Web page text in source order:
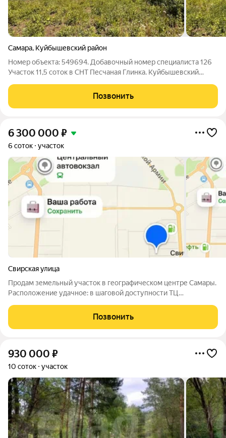
Самара, Куйбышевский район
Номер объекта: 549694. Добавочный номер специалиста 126
Участок 11,5 соток в СНТ Песчаная Глинка. Куйбышевский
минут. Участок ровный, прямоугольной формы, РАЗМЕЖЕВАН.
Категория земель: земли
Позвонить
6 300 000 ₽
6 соток участок
Свирская улица
Продам земельный участок в географическом центре Самары.
Расположение удачное: в шаговой доступности ТЦ
с выездом на Гастелло,
Позвонить
930 000 ₽
10 соток участок